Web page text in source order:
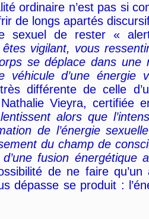
ordinaire n’est pas si
de longs apartés
sexuel de rester «
vigilant, vous
se déplace dans une
véhicule d’une
différente de celle
Vieyra, certifiée
alors que
de l’énergie
du champ de
fusion énergétique
de ne faire qu’un
dépasse se produit :